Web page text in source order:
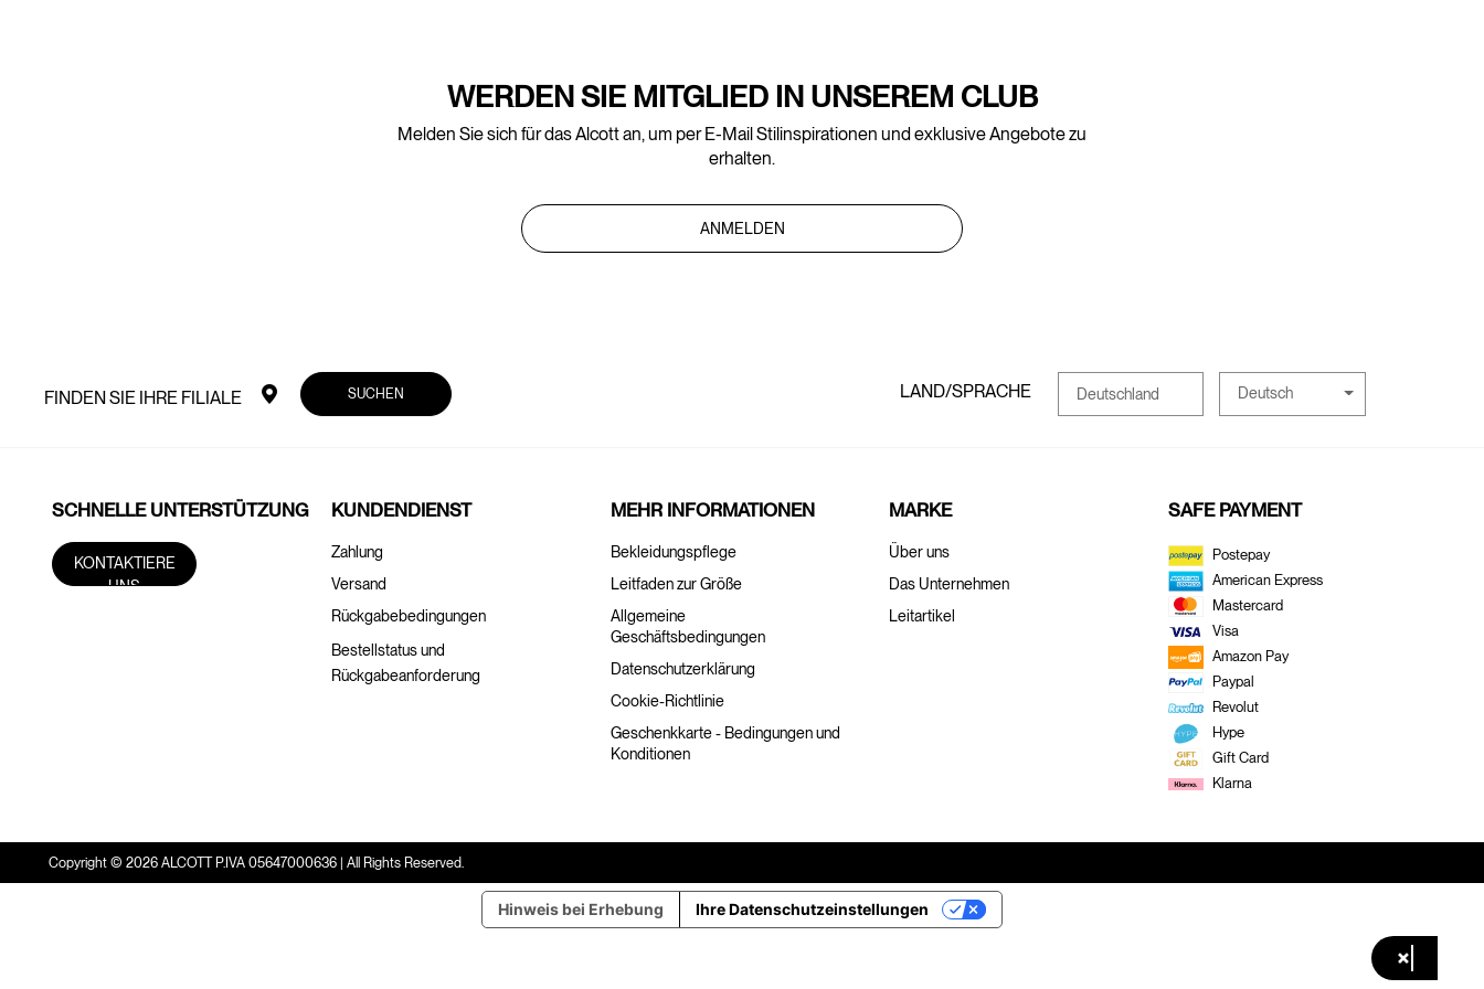
WERDEN SIE MITGLIED IN UNSEREM CLUB
Melden Sie sich für das Alcott an, um per E-Mail Stilinspirationen und exklusive Angebote zu
erhalten.
ANMELDEN
FINDEN SIE IHRE FILIALE SUCHEN LAND/SPRACHE Deutschland Deutsch
SCHNELLE UNTERSTÜTZUNG
KONTAKTIERE
UNS
KUNDENDIENST
Zahlung
Versand
Rückgabebedingungen
Bestellstatus und
Rückgabeanforderung
MEHR INFORMATIONEN
Bekleidungspflege
Leitfaden zur Größe
Allgemeine
Geschäftsbedingungen
Datenschutzerklärung
Cookie-Richtlinie
Geschenkkarte - Bedingungen und
Konditionen
MARKE
Über uns
Das Unternehmen
Leitartikel
SAFE PAYMENT
Postepay
American Express
Mastercard
Visa
Amazon Pay
Paypal
Revolut
Hype
Gift Card
Klarna
Copyright © 2026 ALCOTT P.IVA 05647000636 | All Rights Reserved.
×
Hinweis bei Erhebung Ihre Datenschutzeinstellungen